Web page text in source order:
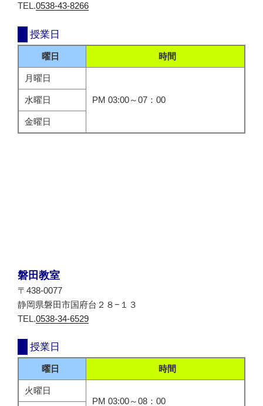
TEL.0538-43-8266
授業日
曜日 時間
月曜日
PM 03:00～07：00
水曜日
金曜日
磐田教室
〒438-0077
静岡県磐田市国府台２８−１３
TEL.0538-34-6529
授業日
曜日 時間
火曜日
PM 03:00～08：00